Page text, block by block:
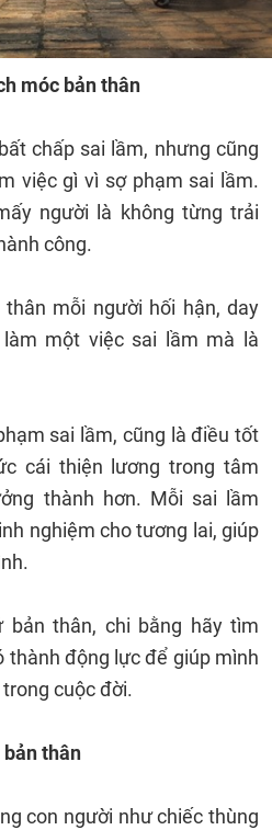
móc bản thân
chấp sai lầm, nhưng cũng
việc gì vì sợ phạm sai lầm.
người là không từng trải
công.
mỗi người hối hận, day
một việc sai lầm mà là
sai lầm, cũng là điều tốt
cái thiện lương trong tâm
thành hơn. Mỗi sai lầm
nghiệm cho tương lai, giúp
thân, chi bằng hãy tìm
thành động lực để giúp mình
cuộc đời.
thân
con người như chiếc thùng